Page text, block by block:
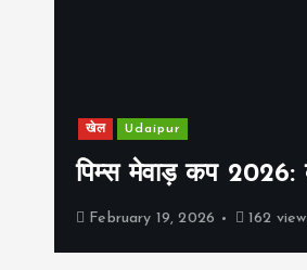
खेल Udaipur
पिम्स मेवाड़ कप 2026:
February 19, 2026 162